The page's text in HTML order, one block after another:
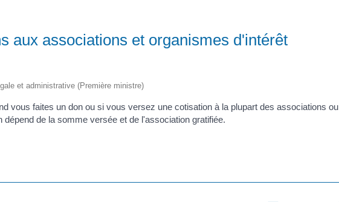
aux associations et organismes d'intérêt
et administrative (Première ministre)
vous faites un don ou si vous versez une cotisation à la plupart des associations ou
de la somme versée et de l'association gratifiée.